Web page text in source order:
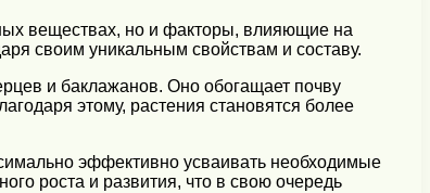
веществах, но и факторы, влияющие на
своим уникальным свойствам и составу.
и баклажанов. Оно обогащает почву
этому, растения становятся более
эффективно усваивать необходимые
роста и развития, что в свою очередь